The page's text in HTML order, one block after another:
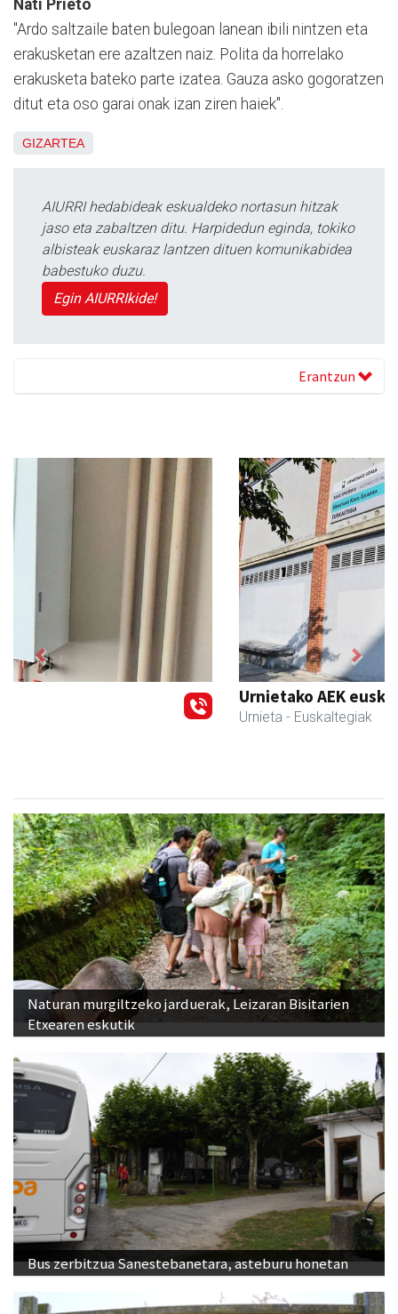
Nati Prieto
"Ardo saltzaile baten bulegoan lanean ibili nintzen eta
erakusketan ere azaltzen naiz. Polita da horrelako
erakusketa bateko parte izatea. Gauza asko gogoratzen
ditut eta oso garai onak izan ziren haiek".
GIZARTEA
AIURRI hedabideak eskualdeko nortasun hitzak
jaso eta zabaltzen ditu. Harpidedun eginda, tokiko
albisteak euskaraz lantzen dituen komunikabidea
babestuko duzu.
Egin AIURRIkide!
Erantzun
Urnietako AEK euskaltegia
Previous Next
Naturan murgiltzeko jarduerak, Leizaran Bisitarien
Etxearen eskutik
Bus zerbitzua Sanestebanetara, asteburu honetan